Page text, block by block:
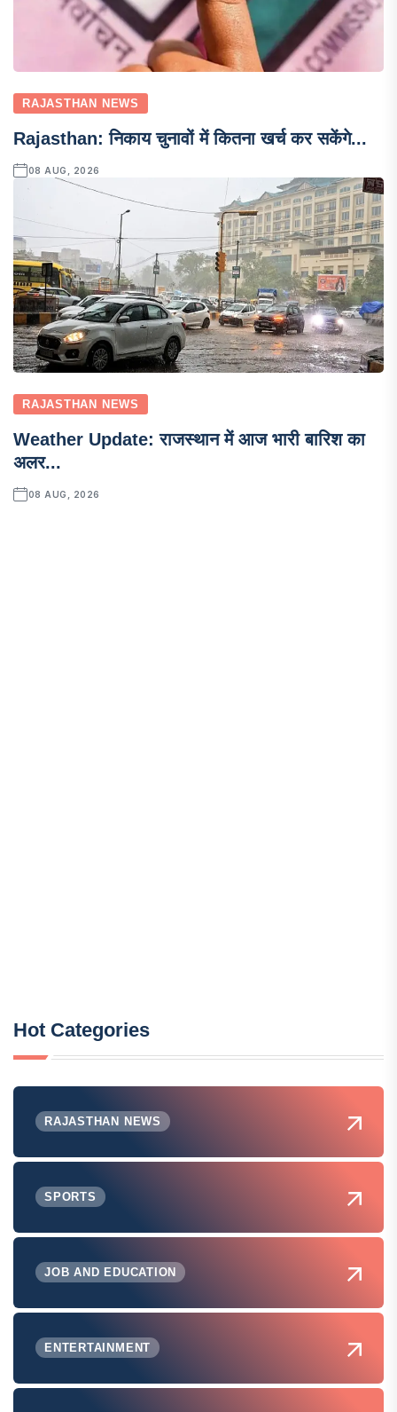
RAJASTHAN NEWS
Rajasthan: निकाय चुनावों में कितना खर्च कर सकेंगे...
08 AUG, 2026
RAJASTHAN NEWS
Weather Update: राजस्थान में आज भारी बारिश का
अलर...
08 AUG, 2026
Hot Categories
RAJASTHAN NEWS
SPORTS
JOB AND EDUCATION
ENTERTAINMENT